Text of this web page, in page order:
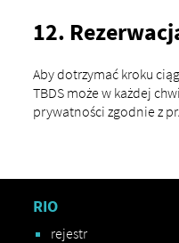
12.
Aby dotrzymać kroku
TBDS może w każdej
prywatności zgodnie z
RIO
rejestr